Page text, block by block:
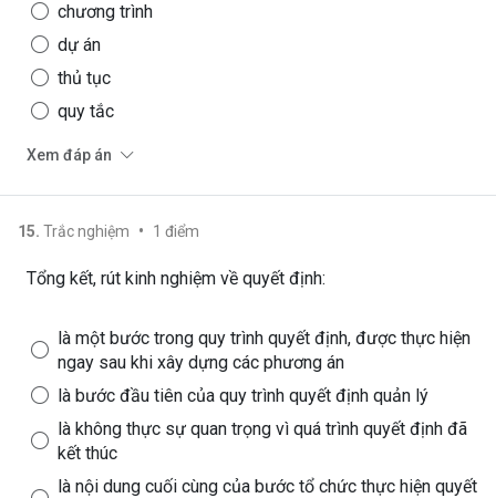
chương trình
dự án
thủ tục
quy tắc
Xem đáp án
15. Trắc nghiệm • 1 điểm
Tổng kết, rút kinh nghiệm về quyết định:
là một bước trong quy trình quyết định, được thực hiện
ngay sau khi xây dựng các phương án
là bước đầu tiên của quy trình quyết định quản lý
là không thực sự quan trọng vì quá trình quyết định đã
kết thúc
là nội dung cuối cùng của bước tổ chức thực hiện quyết